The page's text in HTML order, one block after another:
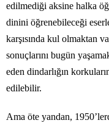
edilmediği aksine halka
dinini öğrenebileceği
karşısında kul olmaktan
sonuçlarını bugün
eden dindarlığın
edilebilir.
Ama öte yandan,